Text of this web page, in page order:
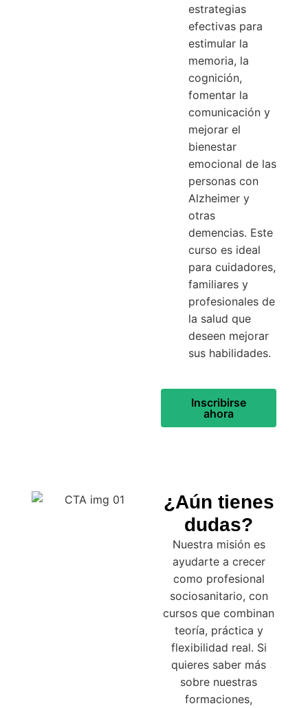
estrategias
efectivas para
estimular la
memoria, la
cognición,
fomentar la
comunicación y
mejorar el
bienestar
emocional de las
personas con
Alzheimer y
otras
demencias. Este
curso es ideal
para cuidadores,
familiares y
profesionales de
la salud que
deseen mejorar
sus habilidades.
Inscribirse
ahora
¿Aún tienes
dudas?
Nuestra misión es
ayudarte a crecer
como profesional
sociosanitario, con
cursos que combinan
teoría, práctica y
flexibilidad real. Si
quieres saber más
sobre nuestras
formaciones,